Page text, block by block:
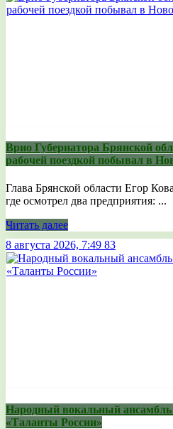
Врио Губернатора Брянской
рабочей поездкой побывал в
Глава Брянской области Егор
где осмотрел два предприятия: ...
Читать далее
8 августа 2026, 7:49 83
Народный вокальный
«Таланты России»